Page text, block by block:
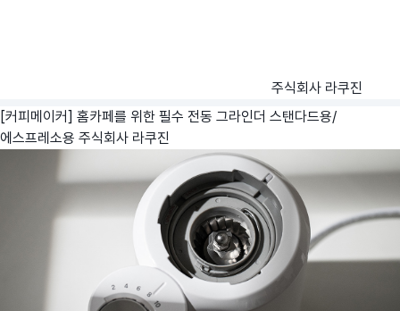
주식회사 라쿠진
[커피메이커] 홈카페를 위한 필수 전동 그라인더 스탠다드용/
에스프레소용 주식회사 라쿠진